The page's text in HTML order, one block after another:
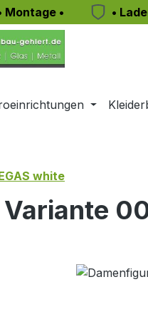
Montage • •
white